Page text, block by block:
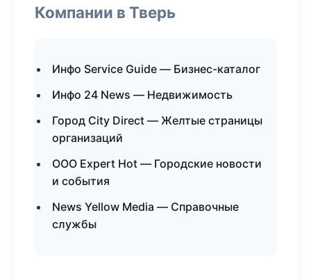
Компании в Тверь
Инфо Service Guide — Бизнес-каталог
Инфо 24 News — Недвижимость
Город City Direct — Желтые страницы
организаций
ООО Expert Hot — Городские новости
и события
News Yellow Media — Справочные
службы